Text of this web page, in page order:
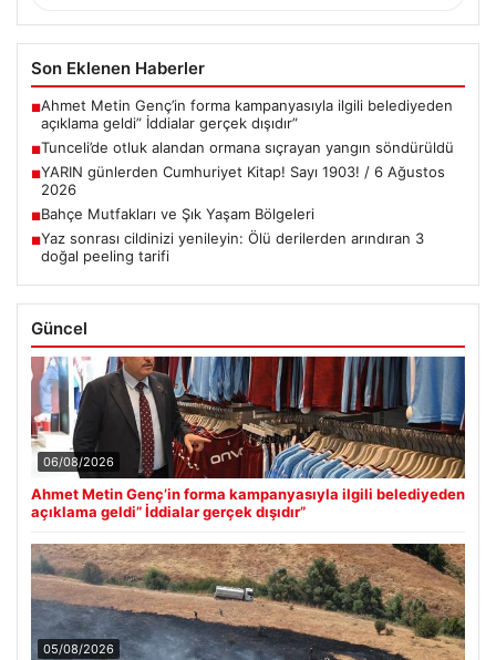
Son Eklenen Haberler
■Ahmet Metin Genç’in forma kampanyasıyla ilgili belediyeden
açıklama geldi” İddialar gerçek dışıdır”
■Tunceli’de otluk alandan ormana sıçrayan yangın söndürüldü
■YARIN günlerden Cumhuriyet Kitap! Sayı 1903! / 6 Ağustos
2026
■Bahçe Mutfakları ve Şık Yaşam Bölgeleri
■Yaz sonrası cildinizi yenileyin: Ölü derilerden arındıran 3
doğal peeling tarifi
Güncel
06/08/2026
Ahmet Metin Genç’in forma kampanyasıyla ilgili belediyeden
açıklama geldi” İddialar gerçek dışıdır”
05/08/2026